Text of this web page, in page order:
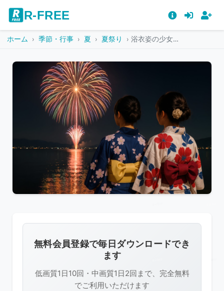
R-FREE
ホーム 季節・行事 夏 夏祭り 浴衣姿の少女2人が花火を見上げる後ろ姿
像
は
R-
FREE
無料会員登録で毎日ダウンロードでき
ます
低画質1日10回・中画質1日2回まで、完全無料
でご利用いただけます